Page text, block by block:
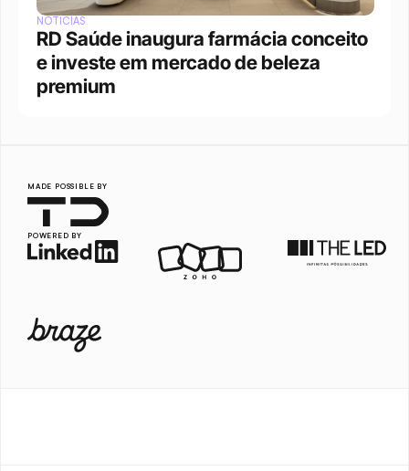
NOTÍCIAS
RD Saúde inaugura farmácia conceito
e investe em mercado de beleza
premium
MADE POSSIBLE BY
POWERED BY